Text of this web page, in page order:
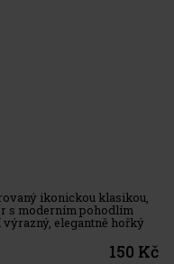
ikonickou klasikou,
s moderním pohodlím
elegantně hořký
s aromatickou
150 Kč